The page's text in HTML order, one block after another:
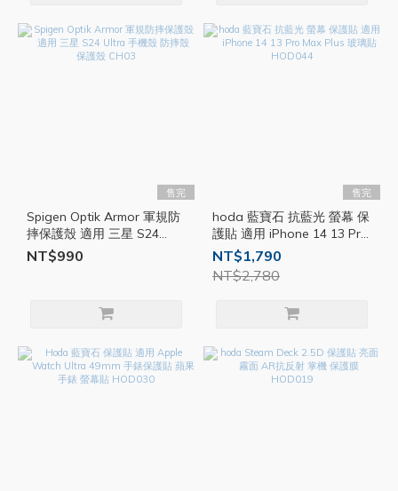
售完
Spigen Optik Armor 軍規防
摔保護殼 適用 三星 S24
Ultra 手機殼 防摔殼 保護殼
CH03
NT$990
售完
hoda 藍寶石 抗藍光 螢幕 保
護貼 適用 iPhone 14 13 Pro
Max Plus 玻璃貼 HOD044
NT$1,790
NT$2,780